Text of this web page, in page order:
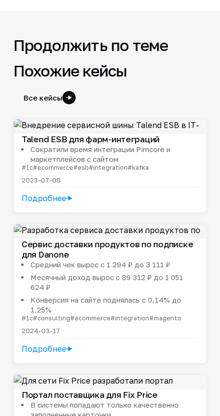
Продолжить по теме
Похожие кейсы
Все кейсы
Talend ESB для фарм-интеграций
Сократили время интеграции Pimcore и
маркетплейсов с сайтом
#1c#ecommerce#esb#integration#kafka
2023-07-08
Подробнее
Сервис доставки продуктов по подписке
для Danone
Средний чек вырос с 1 294 ₽ до 3 111 ₽
Месячный доход вырос с 89 312 ₽ до 1 051
624 ₽
Конверсия на сайте поднялась с 0,14% до
1,25%
#1c#consulting#ecommerce#integration#magento
2024-03-17
Подробнее
Портал поставщика для Fix Price
В системы попадают только качественно